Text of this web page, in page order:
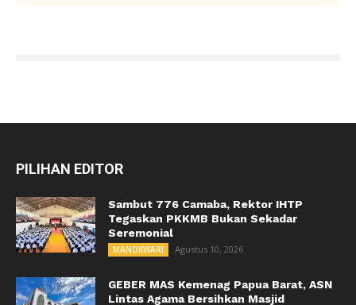
PILIHAN EDITOR
Sambut 776 Camaba, Rektor IHTP
Tegaskan PKKMB Bukan Sekadar
Seremonial
MANOKWARI Agustus 10, 2026
GEBER MAS Kemenag Papua Barat, ASN
Lintas Agama Bersihkan Masjid